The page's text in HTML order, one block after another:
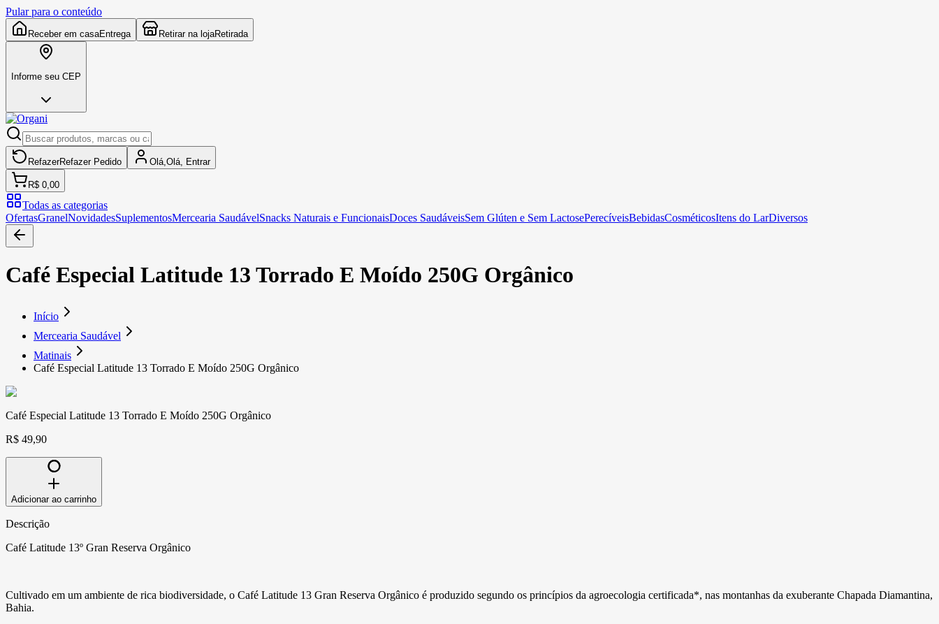
Pular para o conteúdo
Receber em casaEntrega Retirar na lojaRetirada
Informe seu CEP
RefazerRefazer Pedido Olá, Olá, Entrar
R$ 0,00
Todas as categorias
OfertasGranelNovidadesSuplementosMercearia SaudávelSnacks Naturais e FuncionaisDoces SaudáveisSem Glúten e Sem LactosePerecíveisBebidasCosméticosItens do LarDiversos
Café Especial Latitude 13 Torrado E Moído 250G Orgânico
Início
Mercearia Saudável
Matinais
Café Especial Latitude 13 Torrado E Moído 250G Orgânico
Café Especial Latitude 13 Torrado E Moído 250G Orgânico
R$ 49,90
Adicionar ao carrinho
Descrição
Café Latitude 13º Gran Reserva Orgânico
Cultivado em um ambiente de rica biodiversidade, o Café Latitude 13 Gran Reserva Orgânico é produzido segundo os princípios da agroecologia certificada*, nas montanhas da exuberante Chapada Diamantina,
Bahia.